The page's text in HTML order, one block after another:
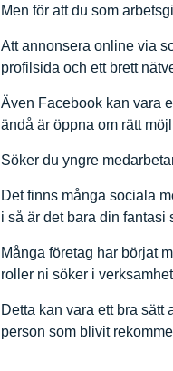
Men för att du som
Att annonsera online via
profilsida och ett brett
Även Facebook kan vara
ändå är öppna om rätt
Söker du yngre
Det finns många sociala
i så är det bara din fantasi
Många företag har börjat
roller ni söker i
Detta kan vara ett bra
person som blivit